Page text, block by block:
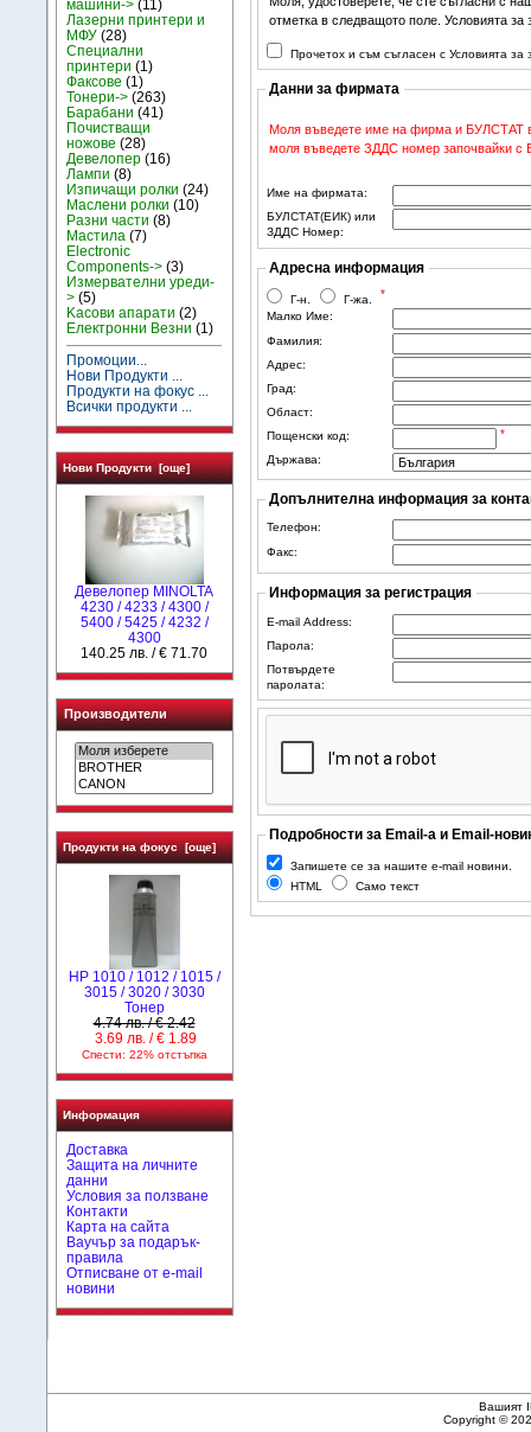
машини-> (11)
Лазерни принтери и
МФУ (28)
Специални
принтери (1)
Факсове (1)
Тонери-> (263)
Барабани (41)
Почистващи
ножове (28)
Девелопер (16)
Лампи (8)
Изпичащи ролки (24)
Маслени ролки (10)
Разни части (8)
Мастила (7)
Electronic
Components-> (3)
Измервателни уреди-
> (5)
Kасови апарати (2)
Електронни Везни (1)
Промоции...
Нови Продукти ...
Продукти на фокус ...
Всички продукти ...
Нови Продукти [още]
Девелопер MINOLTA
4230 / 4233 / 4300 /
5400 / 5425 / 4232 /
4300
140.25 лв. / € 71.70
Производители
Продукти на фокус [още]
HP 1010 / 1012 / 1015 /
3015 / 3020 / 3030
Тонер
4.74 лв. / € 2.42
3.69 лв. / € 1.89
Спести: 22% отстъпка
Информация
Доставка
Защита на личните
данни
Условия за ползване
Контакти
Карта на сайта
Ваучър за подарък-
правила
Отписване от e-mail
новини
отметка в следващото поле. Условията
Прочетох и съм съгласен с Условията
Данни за фирмата
Моля въведете име на фирма и БУЛСТАТ
моля въведете ЗДДС номер започвайки с
Име на фирмата:
БУЛСТАТ(ЕИК) или
ЗДДС Номер:
Адресна информация
Г-н. Г-жа.
*
Малко Име:
Фамилия:
Адрес:
Град:
Област:
Пощенски код:
*
Държава:
Допълнителна информация за
Телефон:
Факс:
Информация за регистрация
E-mail Address:
Парола:
Потвърдете
паролата:
Подробности за Email-а и Email-
Запишете се за нашите e-mail новини.
HTML
Само текст
Вашият
Copyright ©